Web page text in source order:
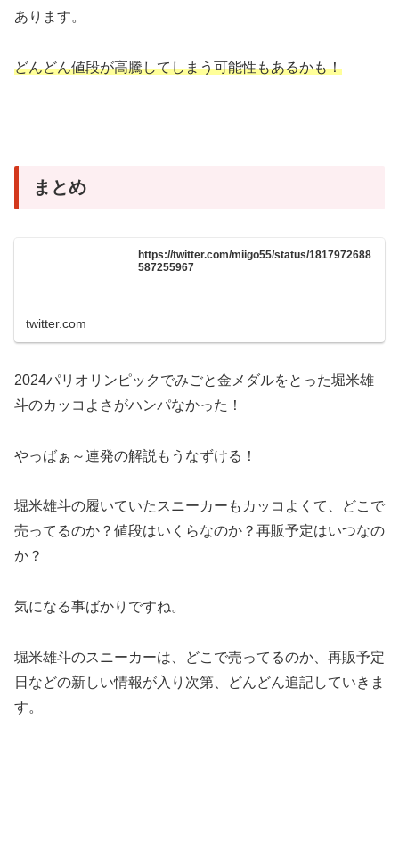
あります。
どんどん値段が高騰してしまう可能性もあるかも！
まとめ
https://twitter.com/miigo55/status/1817972688
587255967
twitter.com
2024パリオリンピックでみごと金メダルをとった堀米雄
斗のカッコよさがハンパなかった！
やっばぁ～連発の解説もうなずける！
堀米雄斗の履いていたスニーカーもカッコよくて、どこで
売ってるのか？値段はいくらなのか？再販予定はいつなの
か？
気になる事ばかりですね。
堀米雄斗のスニーカーは、どこで売ってるのか、再販予定
日などの新しい情報が入り次第、どんどん追記していきま
す。